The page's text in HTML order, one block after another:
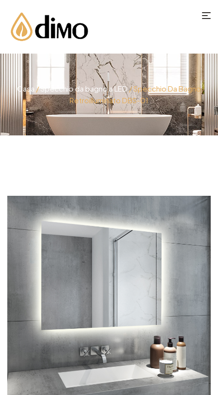
Casa /Specchio da bagno a LED/ Specchio Da Bagno
Retroilluminato DBS-01